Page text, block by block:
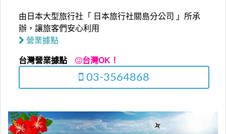
由日本大型旅行社「 日本旅行社關島分公司 」所承
辦，讓旅客們安心利用
營業據點
台灣營業據點 台灣OK！
03-3564868